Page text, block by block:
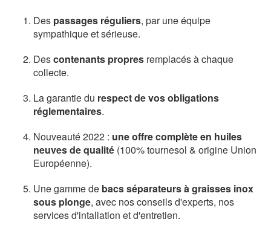
Des passages réguliers, par une équipe
sympathique et sérieuse.
Descontenants propres remplacés à chaque
collecte.
La garantie du respect de vos obligations
réglementaires.
Nouveauté 2022 : une offre complète en huiles
neuves de qualité (100% tournesol & origine Union
Européenne).
Une gamme de bacs séparateurs à graisses inox
sous plonge, avec nos conseils d'experts, nos
services d'intallation et d'entretien.